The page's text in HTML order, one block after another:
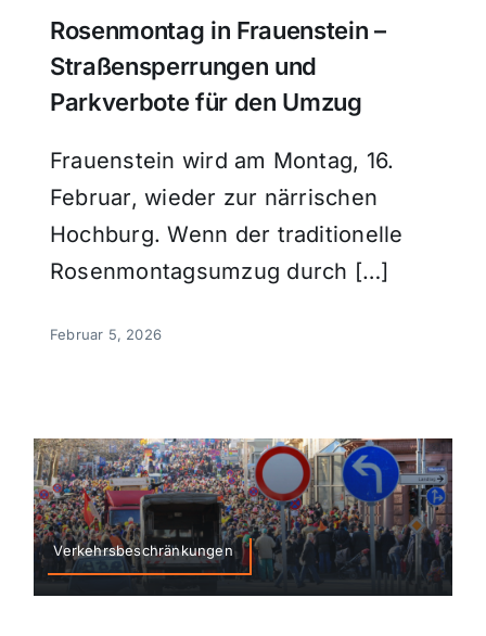
Rosenmontag in Frauenstein –
Straßensperrungen und
Parkverbote für den Umzug
Frauenstein wird am Montag, 16.
Februar, wieder zur närrischen
Hochburg. Wenn der traditionelle
Rosenmontagsumzug durch […]
Februar 5, 2026
Verkehrsbeschränkungen